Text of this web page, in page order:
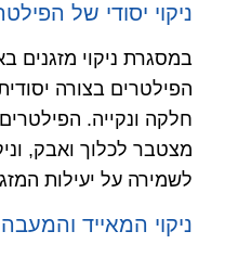
ניקוי יסודי של
במסגרת ניקוי מזגנים
הפילטרים בצורה
חלקה ונקייה.
מצטבר לכלוך ואבק,
לשמירה על יעילות
ניקוי המאייד והמעבה